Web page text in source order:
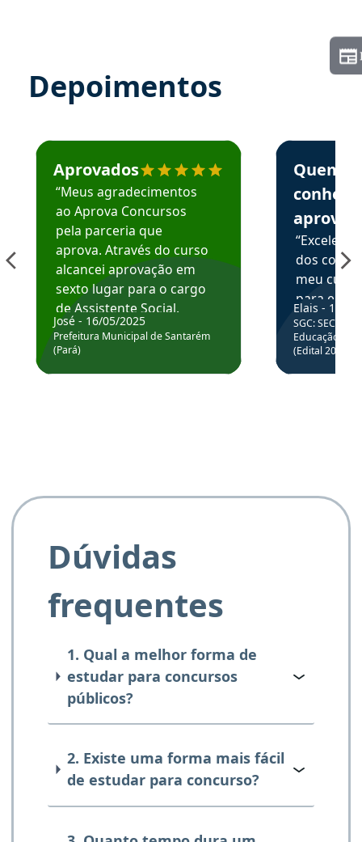
Depoimentos
Estudante José recomenda o Aprova Concursos em
Aprovados
“Meus agradecimentos
ao Aprova Concursos
pela parceria que
aprova. Através do curso
alcancei aprovação em
sexto lugar para o cargo
de Assistente Social.
Hoje estou atuando na
Prefeitura de Santarém.
José - 16/05/2025
Prefeitura Municipal de Santarém
(Pará)
Estudante
Quem
aprova
dos
meu
para
colocar
através
de
Elais - 15/
SGC: SEC BA
Educação
(Edital
Dúvidas
frequentes
1. Qual a melhor forma de
estudar para concursos
públicos?
2. Existe uma forma mais fácil
de estudar para concurso?